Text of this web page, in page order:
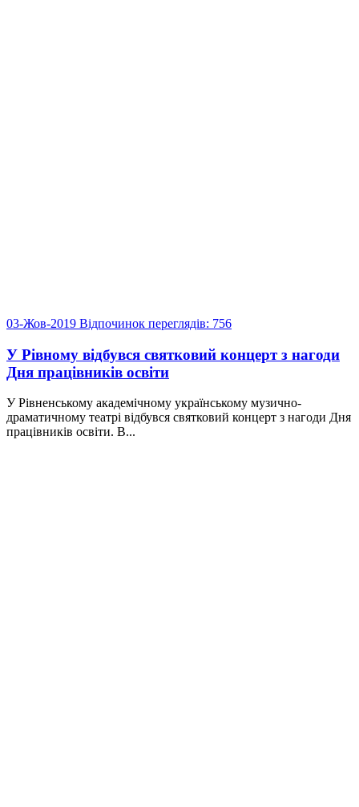
03-Жов-2019 Відпочинок переглядів: 756
У Рівному відбувся святковий концерт з нагоди
Дня працівників освіти
У Рівненському академічному українському музично-
драматичному театрі відбувся святковий концерт з нагоди Дня
працівників освіти. В...